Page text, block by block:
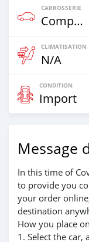
CARROSSERIE
Compacte
CLIMATISATION
N/A
CONDITION
Import
Message
In this time of
to provide you
your order
destination
How you place
1. Select the car,